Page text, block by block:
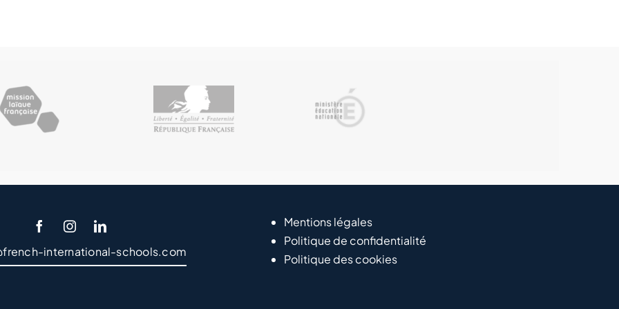
international-schools.com
Mentions légales
Politique de confidentialité
Politique des cookies